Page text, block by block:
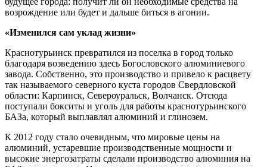
возрождение или будет и дальше биться в агонии.
«Изменился сам уклад жизни»
Краснотурьинск превратился из поселка в город только
благодаря возведению здесь Богословского алюминиевого
завода. Собственно, это производство и привело к расцвету
так называемого северного куста городов Свердловской
области: Карпинск, Североуральск, Волчанск. Отсюда
поступали бокситы и уголь для работы краснотурьинского
БАЗа, который выплавлял алюминий и глинозем.
К 2012 году стало очевидным, что мировые цены на
алюминий, устаревшие производственные мощности и
высокие энергозатраты сделали производство алюминия на